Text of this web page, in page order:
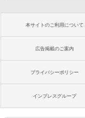
本サイトのご利用について
広告掲載のご案内
プライバシーポリシー
インプレスグループ